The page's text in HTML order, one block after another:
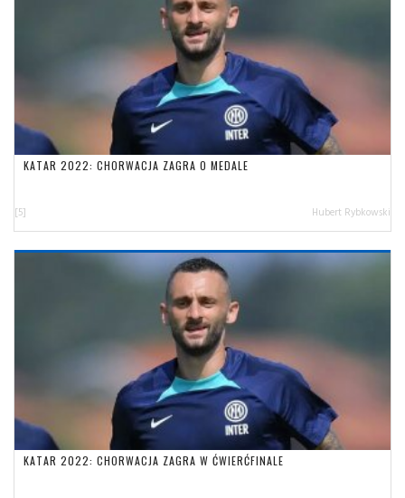
KATAR 2022: CHORWACJA ZAGRA O MEDALE
[5] Hubert Rybkowski
KATAR 2022: CHORWACJA ZAGRA W ĆWIERĆFINALE